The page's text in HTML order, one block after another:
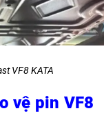
VF8 KATA
vệ pin VF8